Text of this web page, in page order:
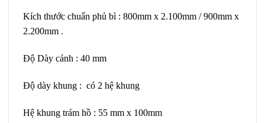
Kích thước chuẩn phủ bì : 800mm x 2.100mm / 900mm x
2.200mm .
Độ Dày cánh : 40 mm
Độ dày khung : có 2 hệ khung
Hệ khung trám hồ : 55 mm x 100mm